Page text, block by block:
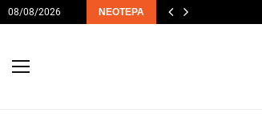
08/08/2026 ΝΕΌΤΕΡΑ